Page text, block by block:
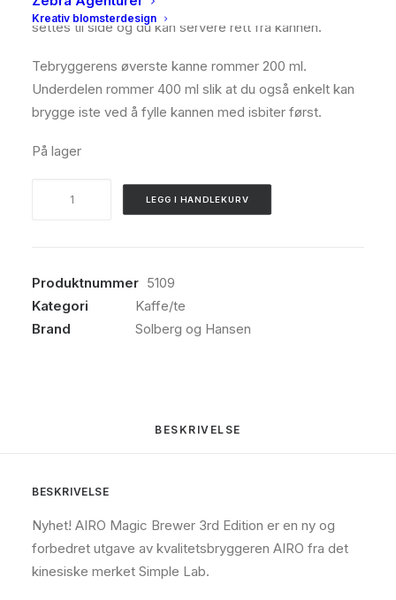
Kreativ blomsterdesign
Teen renner uten søl, kolben med tebladene kan
settes til side og du kan servere rett fra kannen.
Tebryggerens øverste kanne rommer 200 ml.
Underdelen rommer 400 ml slik at du også enkelt kan
brygge iste ved å fylle kannen med isbiter først.
På lager
magic
brewer
antall
LEGG I HANDLEKURV
Produktnummer 5109
Kategori
Kaffe/te
Brand
Solberg og Hansen
BESKRIVELSE
BESKRIVELSE
Nyhet! AIRO Magic Brewer 3rd Edition er en ny og
forbedret utgave av kvalitetsbryggeren AIRO fra det
kinesiske merket Simple Lab.